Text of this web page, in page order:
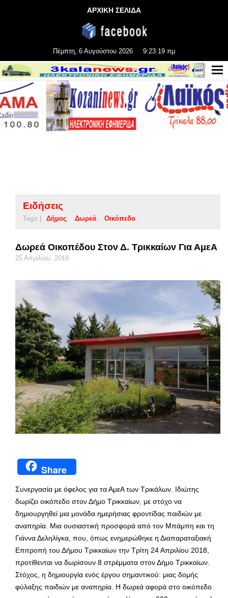
ΑΡΧΙΚΗ ΣΕΛΙΔΑ
Πέμπτη, 6 Αυγούστου 2026 9:23:19 πμ
Ειδήσεις
Tags | Δήμος Δωρεά Οικόπεδο
Δωρεά Οικοπέδου Στον Δ. Τρικκαίων Για ΑμεΑ
25 Απριλίου, 2018
Share
Συνεργασία με όφελος για τα ΑμεΑ των Τρικάλων. Ιδιώτης
δωρίζει οικόπεδο στον Δήμο Τρικκαίων, με στόχο να
δημιουργηθεί μια μονάδα ημερήσιας φροντίδας παιδιών με
αναπηρία. Μια ουσιαστική προσφορά από τον Μπάμπη και τη
Γιάννα Δεληλίγκα, που, όπως ενημερώθηκε η Διαπαραταξιακή
Επιτροπή του Δήμου Τρικκαίων την Τρίτη 24 Απριλίου 2018,
προτίθενται να δωρίσουν 8 στρέμματα στον Δήμο Τρικκαίων.
Στόχος, η δημιουργία ενός έργου σημαντικού: μιας δομής
φύλαξης παιδιών με αναπηρία. Η δωρεά αφορά στο οικόπεδο